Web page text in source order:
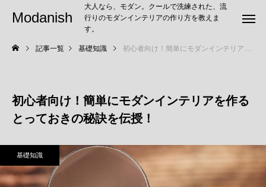
Modanish
大人なら、モダン。クールで洗練された、流
行りのモダンインテリアの作り方を教えま
す。
記事一覧 基礎知識 初心者向け！簡単にモダンインテリアを作るとっておきの秘訣を伝授！
初心者向け！簡単にモダンインテリアを作る
とっておきの秘訣を伝授！
基礎知識